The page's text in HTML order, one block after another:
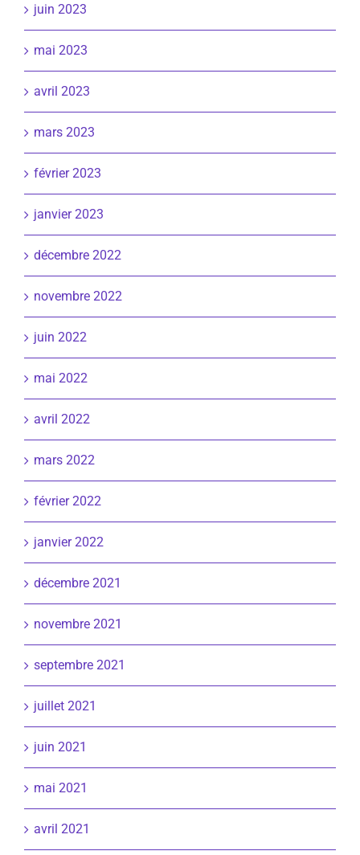
juin 2023
mai 2023
avril 2023
mars 2023
février 2023
janvier 2023
décembre 2022
novembre 2022
juin 2022
mai 2022
avril 2022
mars 2022
février 2022
janvier 2022
décembre 2021
novembre 2021
septembre 2021
juillet 2021
juin 2021
mai 2021
avril 2021